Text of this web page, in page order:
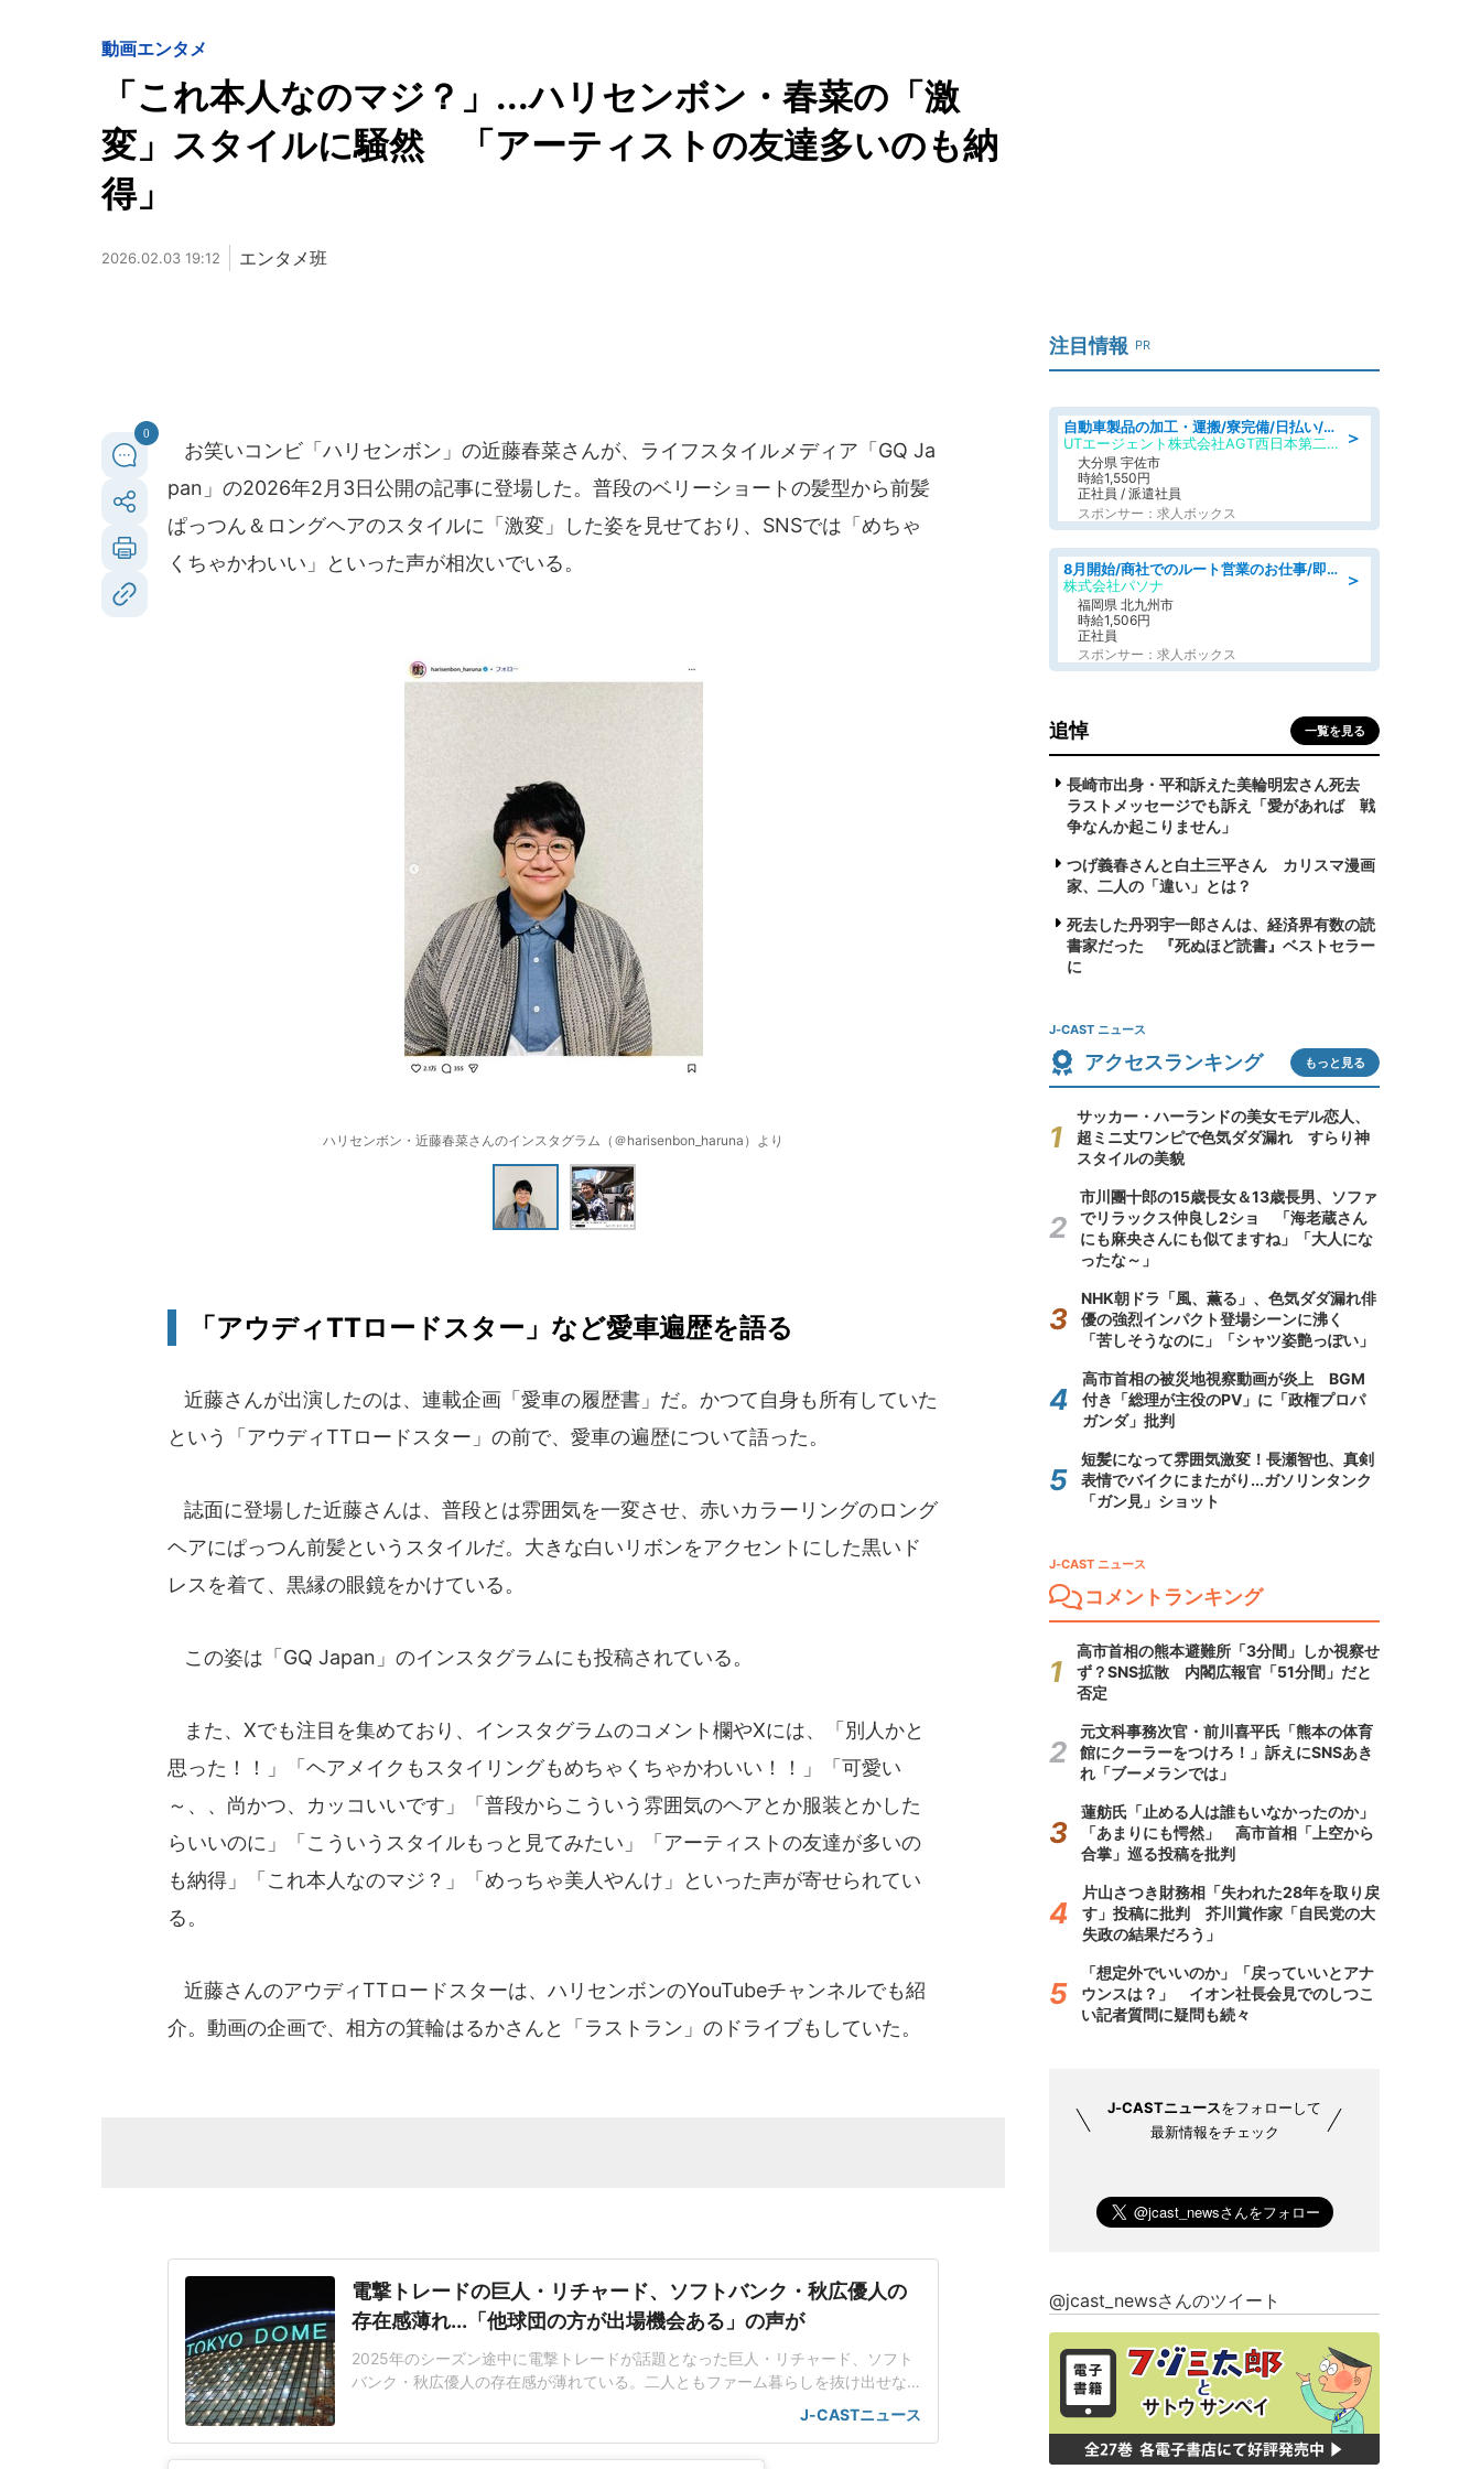
動画エンタメ
「これ本人なのマジ？」...ハリセンボン・春菜の「激
変」スタイルに騒然 「アーティストの友達多いのも納
得」
2026.02.03 19:12 エンタメ班
0
お笑いコンビ「ハリセンボン」の近藤春菜さんが、ライフスタイルメディア「GQ Ja
pan」の2026年2月3日公開の記事に登場した。普段のベリーショートの髪型から前髪
ぱっつん＆ロングヘアのスタイルに「激変」した姿を見せており、SNSでは「めちゃ
くちゃかわいい」といった声が相次いでいる。
ハリセンボン・近藤春菜さんのインスタグラム（＠harisenbon_haruna）より
「アウディTTロードスター」など愛車遍歴を語る
近藤さんが出演したのは、連載企画「愛車の履歴書」だ。かつて自身も所有していた
という「アウディTTロードスター」の前で、愛車の遍歴について語った。
誌面に登場した近藤さんは、普段とは雰囲気を一変させ、赤いカラーリングのロング
ヘアにぱっつん前髪というスタイルだ。大きな白いリボンをアクセントにした黒いド
レスを着て、黒縁の眼鏡をかけている。
この姿は「GQ Japan」のインスタグラムにも投稿されている。
また、Xでも注目を集めており、インスタグラムのコメント欄やXには、「別人かと
思った！！」「ヘアメイクもスタイリングもめちゃくちゃかわいい！！」「可愛い
～、、尚かつ、カッコいいです」「普段からこういう雰囲気のヘアとか服装とかした
らいいのに」「こういうスタイルもっと見てみたい」「アーティストの友達が多いの
も納得」「これ本人なのマジ？」「めっちゃ美人やんけ」といった声が寄せられてい
る。
近藤さんのアウディTTロードスターは、ハリセンボンのYouTubeチャンネルでも紹
介。動画の企画で、相方の箕輪はるかさんと「ラストラン」のドライブもしていた。
電撃トレードの巨人・リチャード、ソフトバンク・秋広優人の
存在感薄れ...「他球団の方が出場機会ある」の声が
2025年のシーズン途中に電撃トレードが話題となった巨人・リチャード、ソフト
バンク・秋広優人の存在感が薄れている。二人ともファーム暮らしを抜け出せな
いリチャードはソフトバンク在籍時にウエスタン・リーグで5年連続本塁打王に輝
いた長打力を評価され、秋広優人、大江竜聖と2対1のトレードで25年5月に巨人に
J-CASTニュース
注目情報 PR
＞
自動車製品の加工・運搬/寮完備/日払い/工場・製造
UTエージェント株式会社AGT西日本第二CU
大分県 宇佐市
時給1,550円
正社員 / 派遣社員
スポンサー：求人ボックス
＞
8月開始/商社でのルート営業のお仕事/即日勤務可/車通勤可/営業
株式会社パソナ
福岡県 北九州市
時給1,506円
正社員
スポンサー：求人ボックス
追悼 一覧を見る
長崎市出身・平和訴えた美輪明宏さん死去
ラストメッセージでも訴え「愛があれば 戦
争なんか起こりません」
つげ義春さんと白土三平さん カリスマ漫画
家、二人の「違い」とは？
死去した丹羽宇一郎さんは、経済界有数の読
書家だった 『死ぬほど読書』ベストセラー
に
J-CAST ニュース
アクセスランキング もっと見る
サッカー・ハーランドの美女モデル恋人、
超ミニ丈ワンピで色気ダダ漏れ すらり神
スタイルの美貌
市川團十郎の15歳長女＆13歳長男、ソファ
でリラックス仲良し2ショ 「海老蔵さん
にも麻央さんにも似てますね」「大人にな
ったな～」
NHK朝ドラ「風、薫る」、色気ダダ漏れ俳
優の強烈インパクト登場シーンに沸く
「苦しそうなのに」「シャツ姿艶っぽい」
高市首相の被災地視察動画が炎上 BGM
付き「総理が主役のPV」に「政権プロパ
ガンダ」批判
短髪になって雰囲気激変！長瀬智也、真剣
表情でバイクにまたがり...ガソリンタンク
「ガン見」ショット
J-CAST ニュース
コメントランキング
高市首相の熊本避難所「3分間」しか視察せ
ず？SNS拡散 内閣広報官「51分間」だと
否定
元文科事務次官・前川喜平氏「熊本の体育
館にクーラーをつけろ！」訴えにSNSあき
れ「ブーメランでは」
蓮舫氏「止める人は誰もいなかったのか」
「あまりにも愕然」 高市首相「上空から
合掌」巡る投稿を批判
片山さつき財務相「失われた28年を取り戻
す」投稿に批判 芥川賞作家「自民党の大
失政の結果だろう」
「想定外でいいのか」「戻っていいとアナ
ウンスは？」 イオン社長会見でのしつこ
い記者質問に疑問も続々
J-CASTニュースをフォローして
最新情報をチェック
@jcast_newsさんのツイート